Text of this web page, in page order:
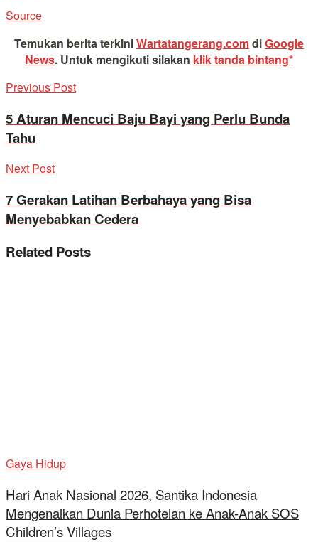
Source
Temukan berita terkiniWartatangerang.comdiGoogle
News. Untuk mengikuti silakan klik tanda bintang*
Previous Post
5 Aturan Mencuci Baju Bayi yang Perlu Bunda
Tahu
Next Post
7 Gerakan Latihan Berbahaya yang Bisa
Menyebabkan Cedera
Related Posts
Gaya Hidup
Hari Anak Nasional 2026, Santika Indonesia
Mengenalkan Dunia Perhotelan ke Anak-Anak SOS
Children’s Villages